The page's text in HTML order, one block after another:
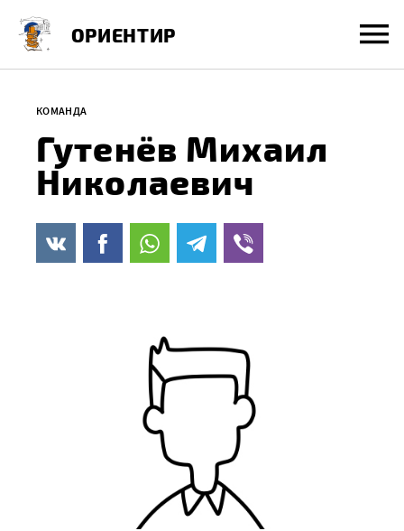
содержанию
ОРИЕНТИР
КОМАНДА
Гутенёв Михаил
Николаевич